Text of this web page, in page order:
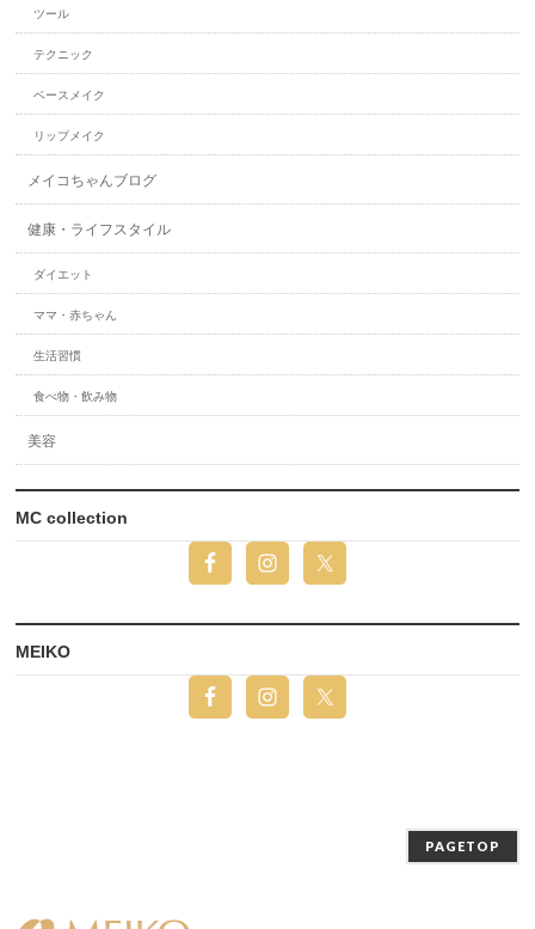
ツール
テクニック
ベースメイク
リップメイク
メイコちゃんブログ
健康・ライフスタイル
ダイエット
ママ・赤ちゃん
生活習慣
食べ物・飲み物
美容
MC collection
MEIKO
PAGETOP